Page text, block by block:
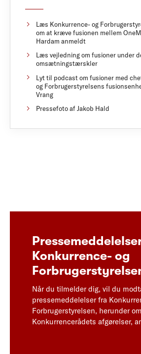
Læs Konkurrence- og
om at kræve fusionen mellem
Hardam anmeldt
Læs vejledning om fusioner under
omsætningstærskler
Lyt til podcast om fusioner med
og Forbrugerstyrelsens
Vrang
Pressefoto af Jakob Hald
Konkurrence- og
Når du tilmelder dig, vil du
pressemeddelelser fra
Forbrugerstyrelsen, herunder om
Konkurrencerådets afgørelser,